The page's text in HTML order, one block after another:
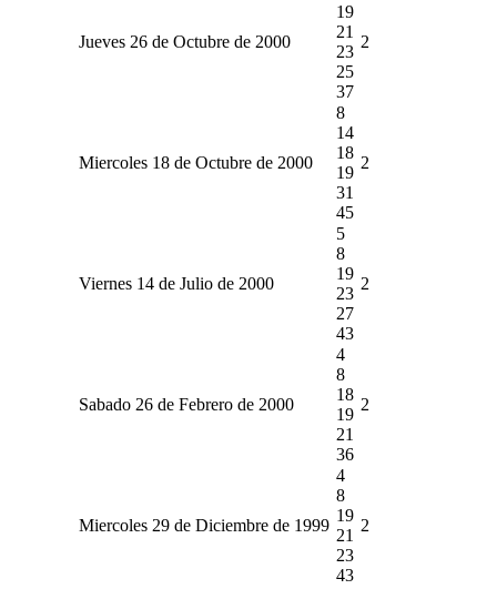
Jueves 26 de Octubre de 2000
19
21
23
25
37
2
Miercoles 18 de Octubre de 2000
8
14
18
19
31
45
2
Viernes 14 de Julio de 2000
5
8
19
23
27
43
2
Sabado 26 de Febrero de 2000
4
8
18
19
21
36
2
Miercoles 29 de Diciembre de 1999
4
8
19
21
23
43
2